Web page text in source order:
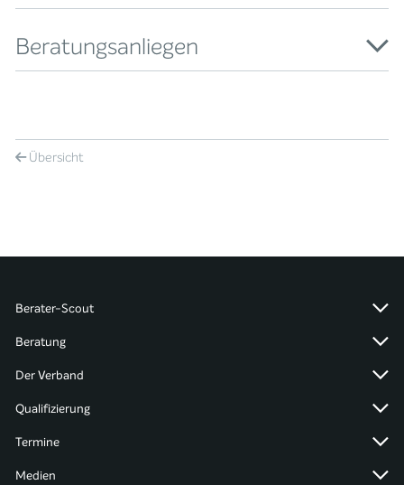
Beratungsanliegen
Übersicht
Berater-Scout
Beratung
Der Verband
Qualifizierung
Termine
Medien